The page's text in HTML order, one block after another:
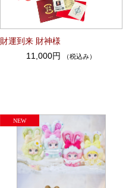
財運到来 財神様
11,000円
（税込み）